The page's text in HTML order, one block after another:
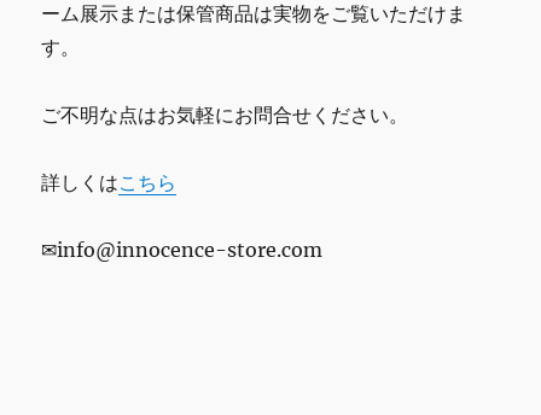
ーム展示または保管商品は実物をご覧いただけま
す。
ご不明な点はお気軽にお問合せください。
詳しくはこちら
✉info@innocence-store.com